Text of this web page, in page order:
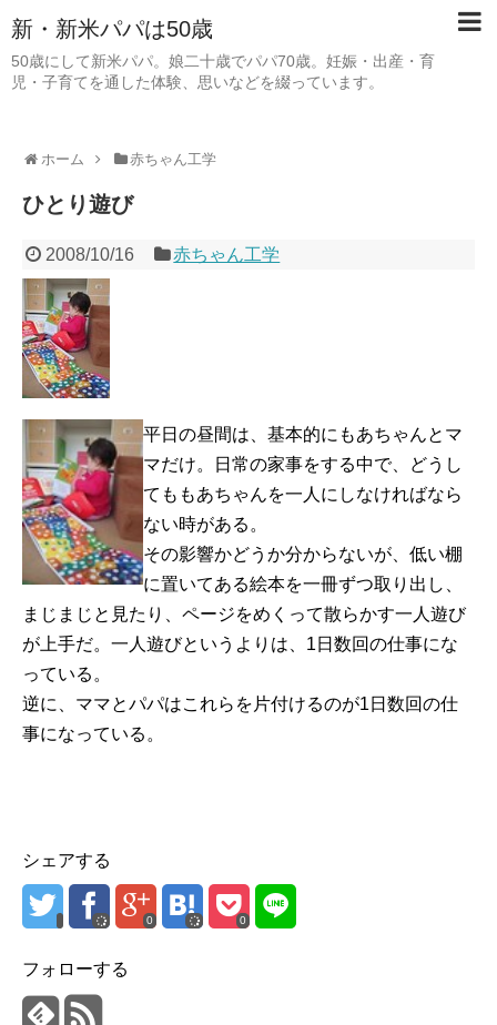
新・新米パパは50歳
50歳にして新米パパ。娘二十歳でパパ70歳。妊娠・出産・育
児・子育てを通した体験、思いなどを綴っています。
ホーム 赤ちゃん工学
ひとり遊び
2008/10/16 赤ちゃん工学
平日の昼間は、基本的にもあちゃんとマ
マだけ。日常の家事をする中で、どうし
てももあちゃんを一人にしなければなら
ない時がある。
その影響かどうか分からないが、低い棚
に置いてある絵本を一冊ずつ取り出し、
まじまじと見たり、ページをめくって散らかす一人遊び
が上手だ。一人遊びというよりは、1日数回の仕事にな
っている。
逆に、ママとパパはこれらを片付けるのが1日数回の仕
事になっている。
シェアする
0 0
フォローする